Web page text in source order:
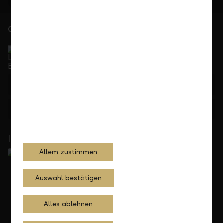
Gerne für Sie da
In Ihrer Nähe
Allem zustimmen
Auswahl bestätigen
Alles ablehnen